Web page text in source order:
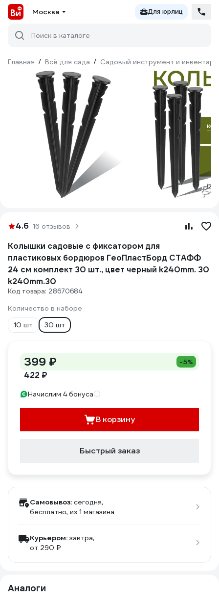
Москва Для юрлиц
Поиск в каталоге
Главная / Всё для сада / Садовый инструмент и инвентарь
4.6 16 отзывов
Колышки садовые с фиксатором для
пластиковых бордюров ГеоПластБорд СТАФФ
24 см комплект 30 шт., цвет черный k240mm. 30
k240mm.30
Код товара: 28670684
Количество в наборе
10 шт
30 шт
399 ₽ -5%
422 ₽
Начислим 4 бонуса
В корзину
Быстрый заказ
Самовывоз: сегодня,
бесплатно, из 1 магазина
Курьером: завтра,
от 290 ₽
Аналоги